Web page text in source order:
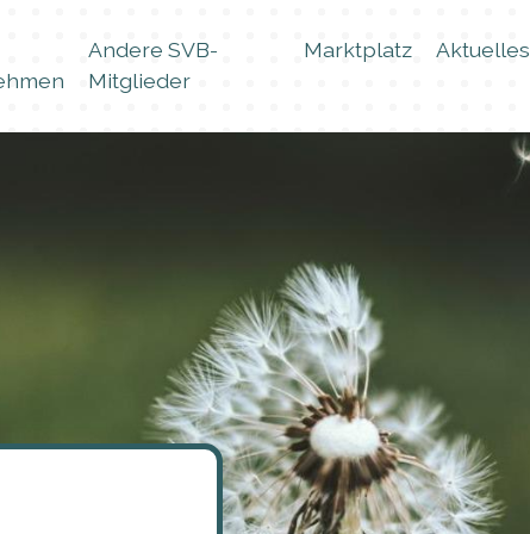
Andere SVB-
Mitglieder
Marktplatz Aktuelles